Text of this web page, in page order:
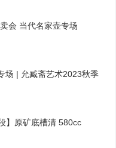
会 当代名家壶专场
场 | 允臧斋艺术2023秋季
】原矿底槽清 580cc